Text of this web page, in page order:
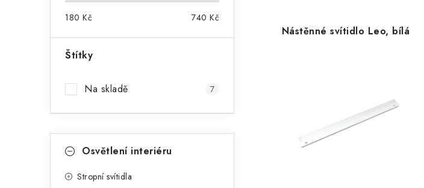
t
n
180 Kč 740 Kč
Štítky
Na skladě 7
kategorieOsvětlení interiéru
Stropní svítidla
e
r
Nástěnné svítidlo Leo, bílá